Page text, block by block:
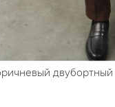
двубортный